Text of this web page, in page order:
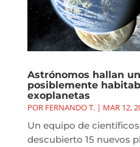
Astrónomos hallan
posiblemente
exoplanetas
POR FERNANDO T.| MAR 12,
Un equipo de
descubierto 15 nuevos